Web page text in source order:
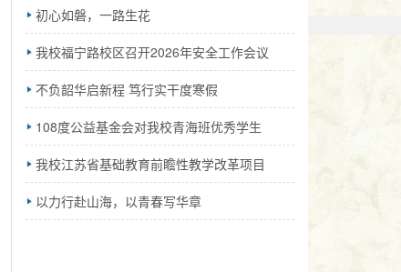
初心如磐，一路生花
我校福宁路校区召开2026年安全工作会议
不负韶华启新程 笃行实干度寒假
108度公益基金会对我校青海班优秀学生
我校江苏省基础教育前瞻性教学改革项目
以力行赴山海，以青春写华章